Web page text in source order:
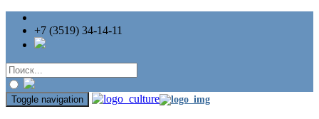
+7 (3519) 34-14-11
Toggle navigation